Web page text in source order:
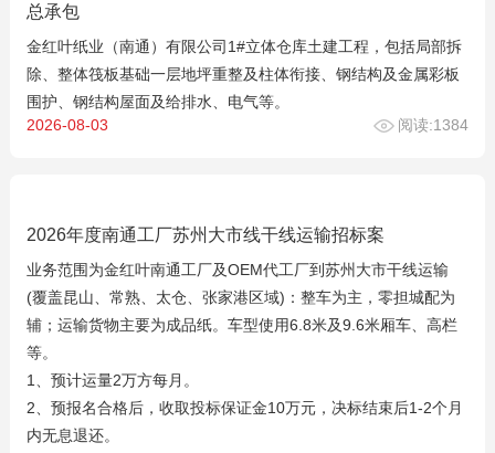
总承包
金红叶纸业（南通）有限公司1#立体仓库土建工程，包括局部拆
除、整体筏板基础一层地坪重整及柱体衔接、钢结构及金属彩板
围护、钢结构屋面及给排水、电气等。
2026-08-03
阅读:1384
2026年度南通工厂苏州大市线干线运输招标案
业务范围为金红叶南通工厂及OEM代工厂到苏州大市干线运输
(覆盖昆山、常熟、太仓、张家港区域)：整车为主，零担城配为
辅；运输货物主要为成品纸。车型使用6.8米及9.6米厢车、高栏
等。
1、预计运量2万方每月。
2、预报名合格后，收取投标保证金10万元，决标结束后1-2个月
内无息退还。